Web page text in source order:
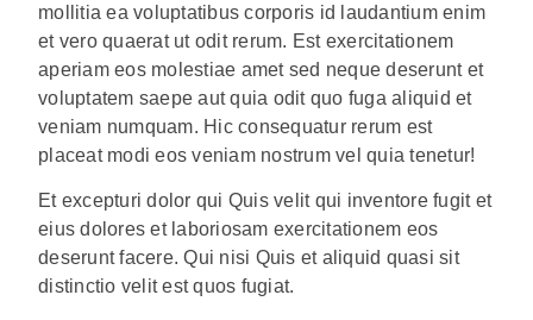
mollitia ea voluptatibus corporis id laudantium enim
et vero quaerat ut odit rerum. Est exercitationem
aperiam eos molestiae amet sed neque deserunt et
voluptatem saepe aut quia odit quo fuga aliquid et
veniam numquam. Hic consequatur rerum est
placeat modi eos veniam nostrum vel quia tenetur!
Et excepturi dolor qui Quis velit qui inventore fugit et
eius dolores et laboriosam exercitationem eos
deserunt facere. Qui nisi Quis et aliquid quasi sit
distinctio velit est quos fugiat.